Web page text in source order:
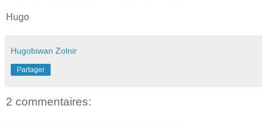
Hugo
Hugobiwan Zolnir
Partager
2 commentaires: